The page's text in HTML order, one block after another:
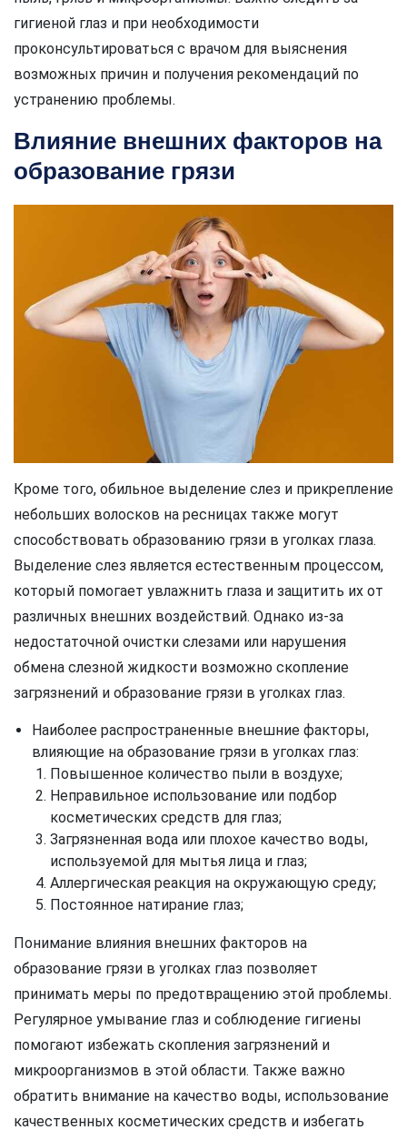
гигиеной глаз и при необходимости
проконсультироваться с врачом для выяснения
возможных причин и получения рекомендаций по
устранению проблемы.
Влияние внешних факторов на
образование грязи
Кроме того, обильное выделение слез и прикрепление
небольших волосков на ресницах также могут
способствовать образованию грязи в уголках глаза.
Выделение слез является естественным процессом,
который помогает увлажнить глаза и защитить их от
различных внешних воздействий. Однако из-за
недостаточной очистки слезами или нарушения
обмена слезной жидкости возможно скопление
загрязнений и образование грязи в уголках глаз.
Наиболее распространенные внешние факторы,
влияющие на образование грязи в уголках глаз:
Повышенное количество пыли в воздухе;
Неправильное использование или подбор
косметических средств для глаз;
Загрязненная вода или плохое качество воды,
используемой для мытья лица и глаз;
Аллергическая реакция на окружающую среду;
Постоянное натирание глаз;
Понимание влияния внешних факторов на
образование грязи в уголках глаз позволяет
принимать меры по предотвращению этой проблемы.
Регулярное умывание глаз и соблюдение гигиены
помогают избежать скопления загрязнений и
микроорганизмов в этой области. Также важно
обратить внимание на качество воды, использование
качественных косметических средств и избегать